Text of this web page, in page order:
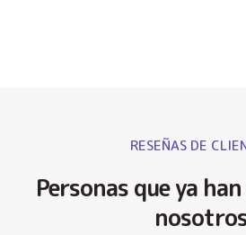
RESEÑAS DE
Personas que ya